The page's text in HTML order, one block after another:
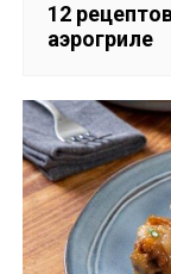
12
аэрогриле